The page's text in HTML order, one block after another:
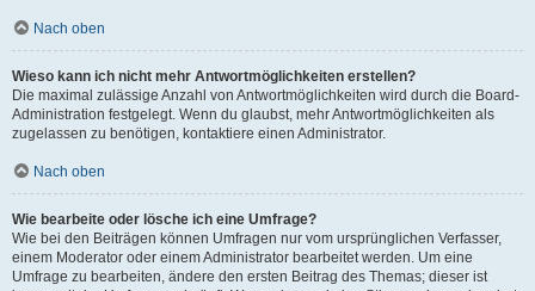
Nach oben
Wieso kann ich nicht mehr Antwortmöglichkeiten erstellen?
Die maximal zulässige Anzahl von Antwortmöglichkeiten wird durch die Board-
Administration festgelegt. Wenn du glaubst, mehr Antwortmöglichkeiten als
zugelassen zu benötigen, kontaktiere einen Administrator.
Nach oben
Wie bearbeite oder lösche ich eine Umfrage?
Wie bei den Beiträgen können Umfragen nur vom ursprünglichen Verfasser,
einem Moderator oder einem Administrator bearbeitet werden. Um eine
Umfrage zu bearbeiten, ändere den ersten Beitrag des Themas; dieser ist